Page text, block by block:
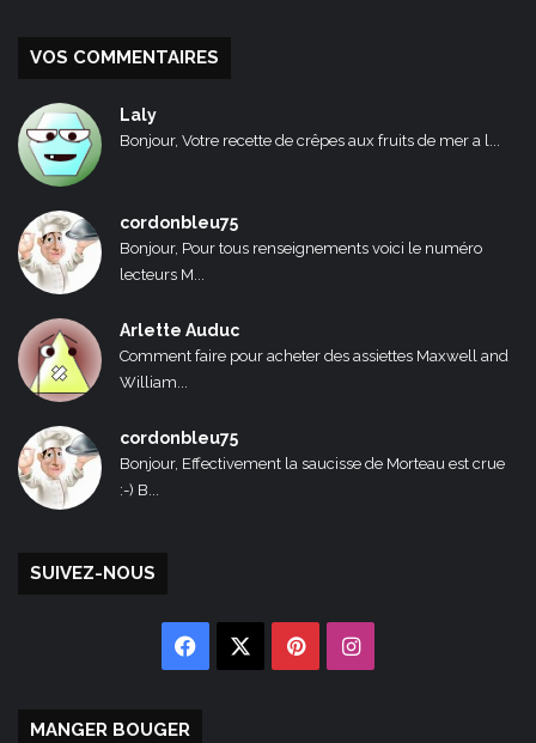
VOS COMMENTAIRES
Laly
Bonjour, Votre recette de crêpes aux fruits de mer a l...
cordonbleu75
Bonjour, Pour tous renseignements voici le numéro
lecteurs M...
Arlette Auduc
Comment faire pour acheter des assiettes Maxwell and
William...
cordonbleu75
Bonjour, Effectivement la saucisse de Morteau est crue
:-) B...
SUIVEZ-NOUS
Facebook PinterestInstagram
MANGER BOUGER